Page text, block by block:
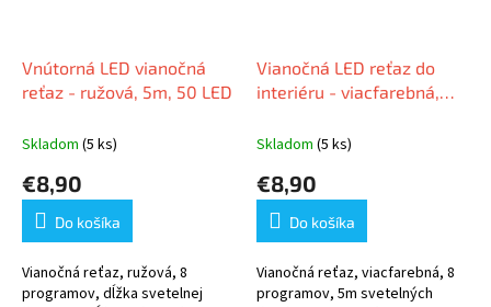
Vnútorná LED vianočná
reťaz - ružová, 5m, 50 LED
Skladom (5 ks)
€8,90
Do košíka
Vianočná reťaz, ružová, 8
programov, dĺžka svetelnej
Vianočná LED reťaz do
interiéru - viacfarebná,
Skladom (5 ks)
€8,90
Do košíka
Vianočná reťaz, viacfarebná, 8
programov, 5m svetelných